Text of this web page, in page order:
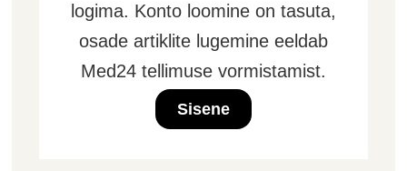
logima. Konto loomine on tasuta,
osade artiklite lugemine eeldab
Med24 tellimuse vormistamist.
Sisene